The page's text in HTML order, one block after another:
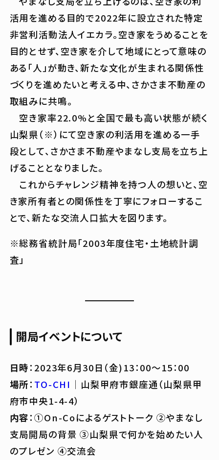
活用を進める目的で2022年に設立された特定
非営利活動法人イエカラ。空き家をうめることを
目的とせず、空き家を介して地域にとって意味の
ある「人」が動き、新たな文化が生まれる関係性
づくりを進めたいと考える中、さかさま不動産の
取組みに共鳴。
空き家率22.0%と全国で最も高い状態が続く
山梨県（※）にて空き家の利活用を進める一手
段として、さかさま不動産やまなし支局を立ち上
げることとなりました。
これからチャレンジ精神を持つ人の想いと、空
き家所有者との関係性を丁寧にフォローするこ
とで、新たな交流人口拡大を図ります。
※総務省統計局「2003年度住宅・土地統計調
査」
開局イベントについて
日時：2023年6月30日（金)13：00～15：00
場所： TO-CHI ｜山梨甲府市銀座通（山梨県甲
府市中央1-4-4）
内容：①On-Coによるゲストトーク ②やまなし
支局開局の背景 ③山梨県で何かを始めたい人
のプレゼン ④交流会